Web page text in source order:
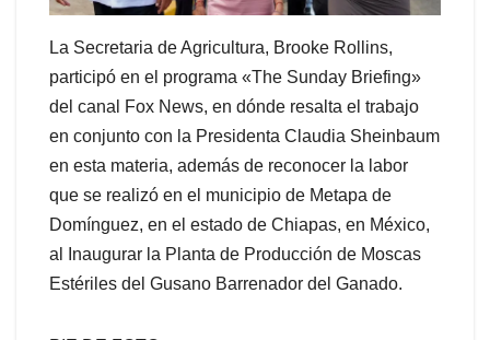
La Secretaria de Agricultura, Brooke Rollins,
participó en el programa «The Sunday Briefing»
del canal Fox News, en dónde resalta el trabajo
en conjunto con la Presidenta Claudia Sheinbaum
en esta materia, además de reconocer la labor
que se realizó en el municipio de Metapa de
Domínguez, en el estado de Chiapas, en México,
al Inaugurar la Planta de Producción de Moscas
Estériles del Gusano Barrenador del Ganado.